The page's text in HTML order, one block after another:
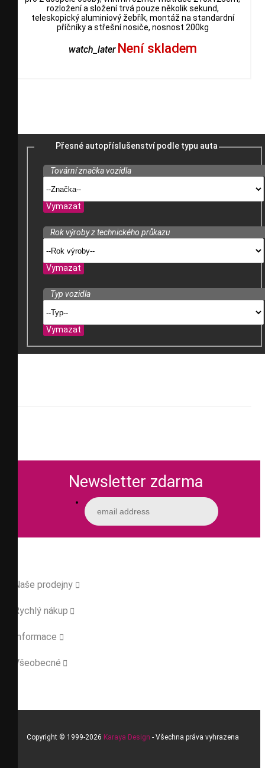
rozložení a složení trvá pouze několik sekund,
teleskopický aluminiový žebřík, montáž na standardní
příčníky a střešní nosiče, nosnost 200kg
watch_later Není skladem
Přesné autopříslušenství podle typu auta
Tovární značka vozidla
Vymazat
Rok výroby z technického průkazu
Vymazat
Typ vozidla
Vymazat
Newsletter zdarma
Naše prodejny 
Rychlý nákup 
Informace 
Všeobecné 
Copyright © 1999-2026 Karaya Design - Všechna práva vyhrazena